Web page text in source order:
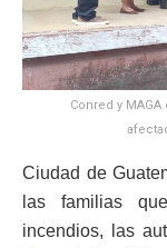
Conred y
Ciudad de
las familias
incendios, las